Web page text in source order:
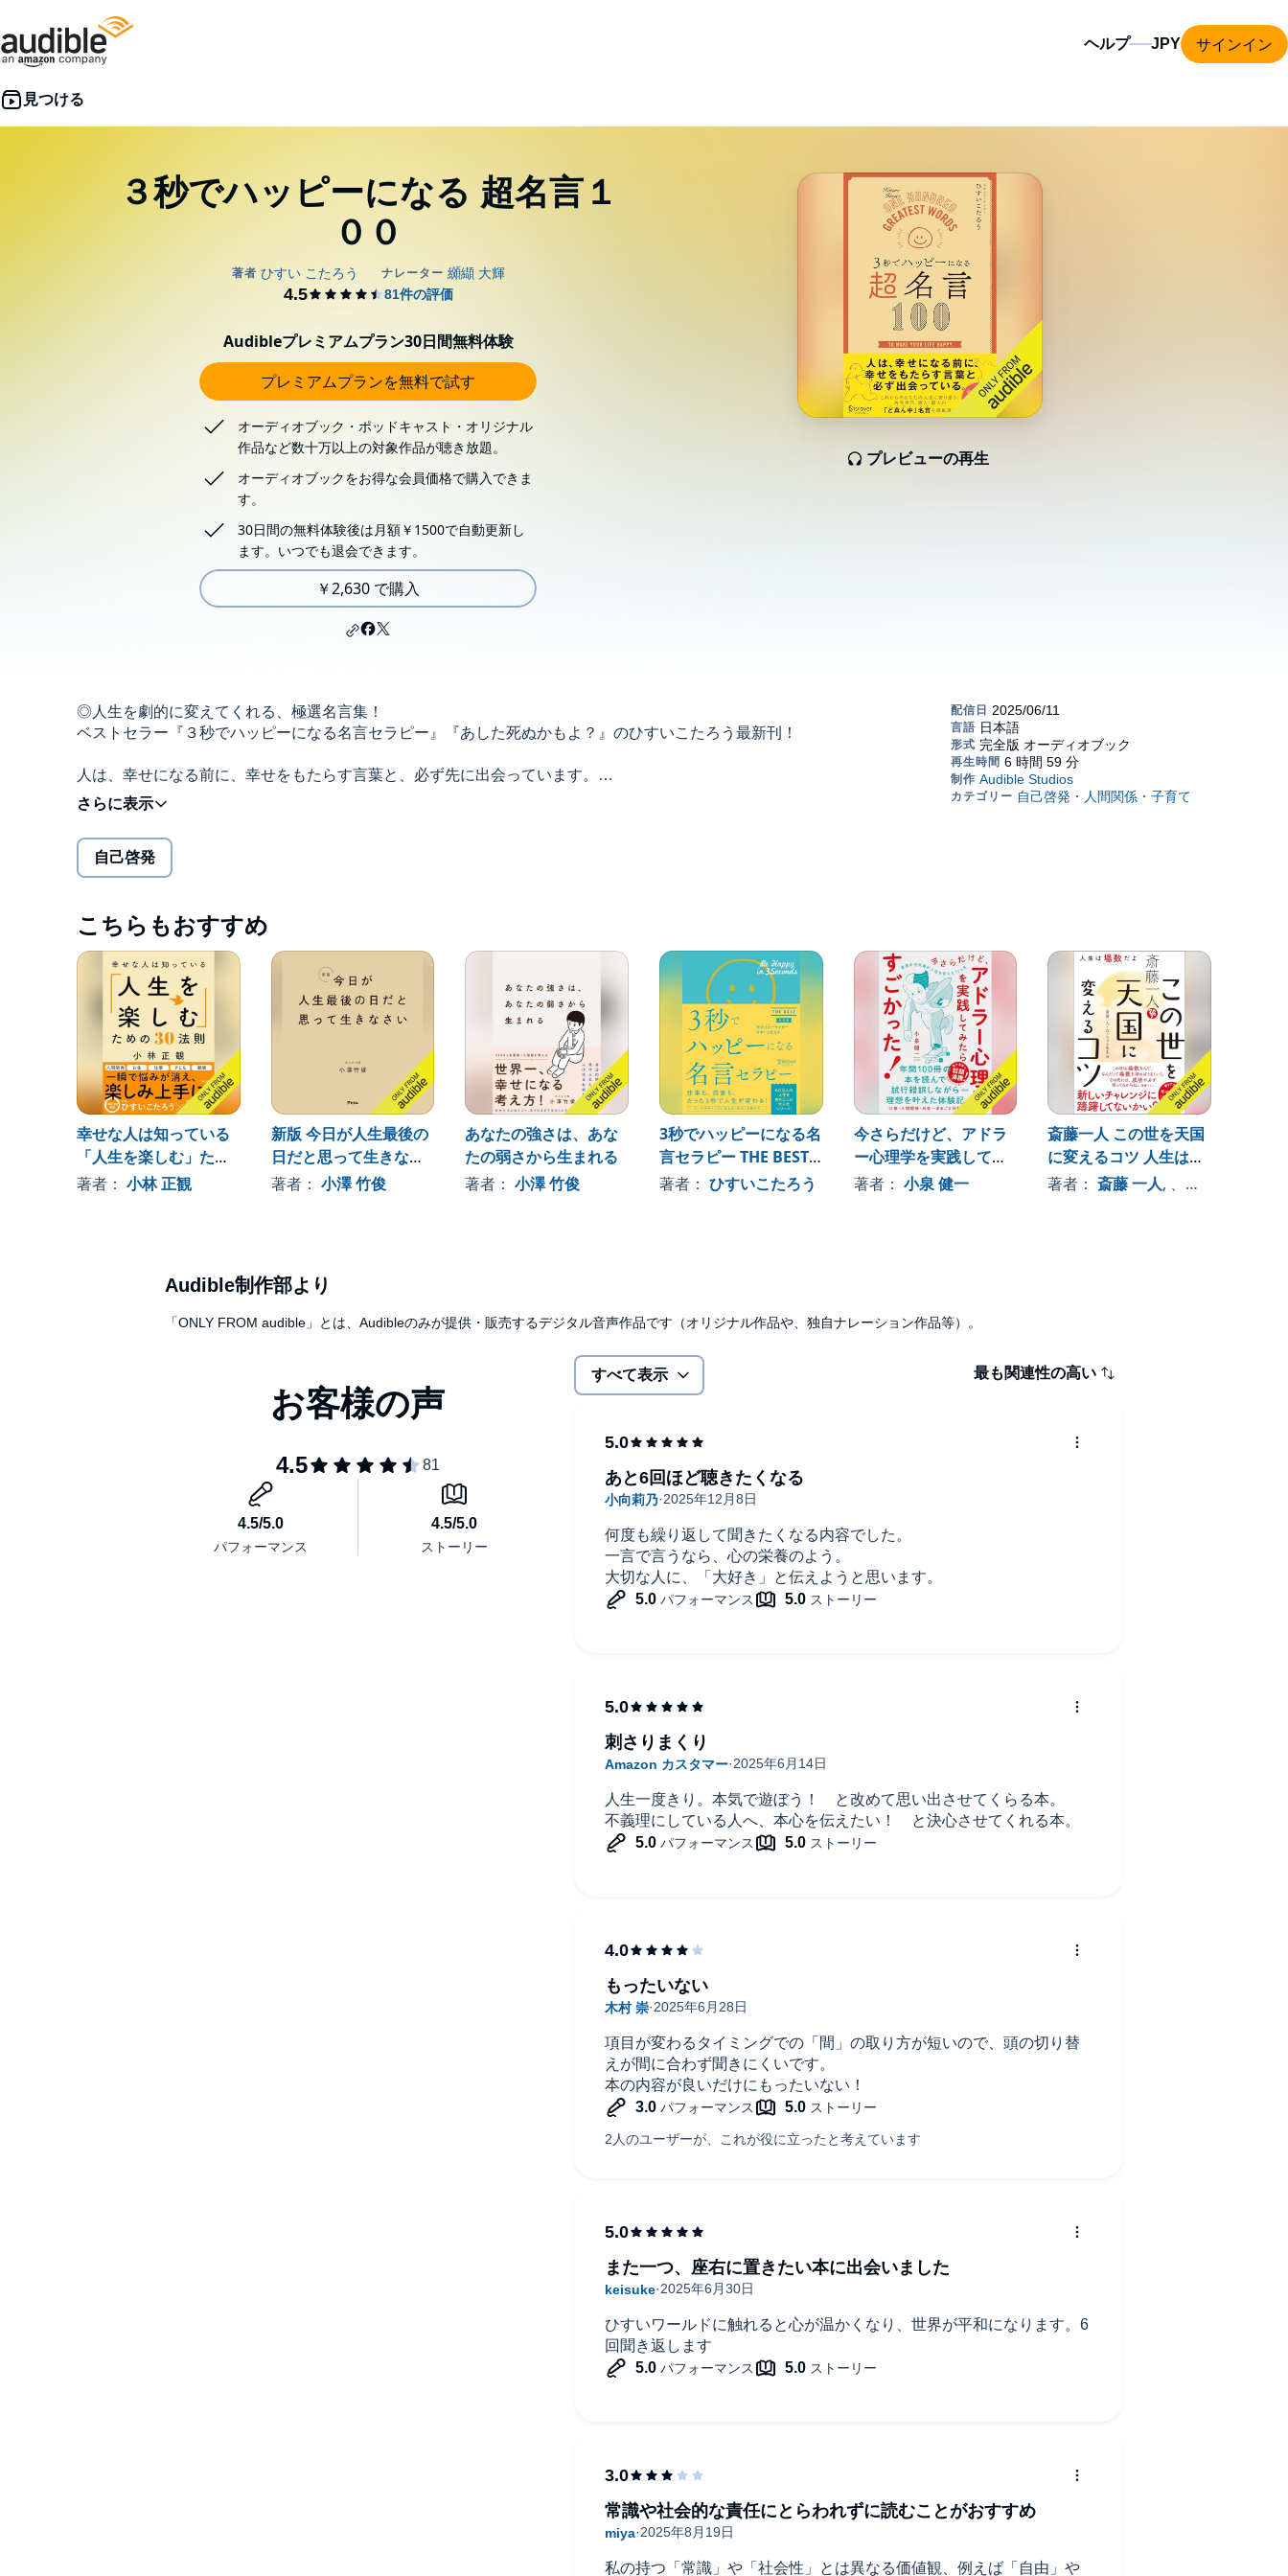
ヘルプ サインイン
３秒でハッピーになる 超名言１
００
プレビューの再生
Audibleプレミアムプラン30日間無料体験
プレミアムプランを無料で試す
オーディオブック・ポッドキャスト・オリジナル
作品など数十万以上の対象作品が聴き放題。
オーディオブックをお得な会員価格で購入できま
す。
30日間の無料体験後は月額￥1500で自動更新し
ます。いつでも退会できます。
￥2,630 で購入
◎人生を劇的に変えてくれる、極選名言集！
ベストセラー『３秒でハッピーになる名言セラピー』『あした死ぬかもよ？』のひすいこたろう最新刊！
人は、幸せになる前に、幸せをもたらす言葉と、必ず先に出会っています。
人は、成功する前に、成功をもたらす言葉と、必ず先に出会っています。
１２年間、日夜幸せをもたらす言葉を探求しつづけてきた、いわば「名言のプロ」であるひすいこたろう
が、その集大成として、人生にずっと寄り添ってほしい名言を選びに選び抜きました。ベートーヴェン、シ
ュバイツァー、オスカー・ワイルド、トマス・ハクスリー、ゲーテ、高杉晋作、金子みすゞ、岡本太郎……
す。
人生には、自信がなくなったり、誰かを妬ましく思ったり、落ち込んだり、涙に暮れたり、夢や希望を見失
ったりする瞬間が訪れるものです。
そんなときこそ、この本をひらいてみてください。
タイトル通り、「たった３秒」で、目の前の現実がガラリと変わり、明日を生きる勇気がわいてくるはずで
さあ、人生という「夏休み」を楽しみ、新しい自分を見つける旅に出よう。
（こんな名言を掲載♪）
「成功したら幸せになれるのではない。先に幸せであることが成功を生むのだ。
もしあなたが今の仕事に幸せを感じているのなら、必ず成功するだろう」
アルベルト・シュバイツァー（医師・哲学者）
その答えは『自分でやってみる』ことです」
ウォルト・ディズニー（企業家・映画製作者）©2018 Kotaro Hisui (P)2025 Audible, Inc.
自己啓発
こちらもおすすめ
幸せな人は知っている
「人生を楽しむ」ため
の30法則
著者： 小林 正観
新版 今日が人生最後の
日だと思って生きなさ
い
著者： 小澤 竹俊
あなたの強さは、あな
たの弱さから生まれる
著者：小澤 竹俊
3秒でハッピーになる名
言セラピー THE BEST
【新装版】 (3秒でハッ
著者： ひすいこたろう
今さらだけど、アドラ
ー心理学を実践してみ
たらすごかった！ 普通
著者： 小泉 健一
斎藤一人 この世を天国
に変えるコツ 人生は場
数だよ
著者：斎藤 一人, 、その他
Audible制作部より
「ONLY FROM audible」とは、Audibleのみが提供・販売するデジタル音声作品です（オリジナル作品や、独自ナレーション作品等）。
すべて表示 最も関連性の高い
何度も繰り返して聞きたくなる内容でした。
一言で言うなら、心の栄養のよう。
大切な人に、「大好き」と伝えようと思います。
あと6回ほど聴きたくなる
人生一度きり。本気で遊ぼう！ と改めて思い出させてくらる本。
不義理にしている人へ、本心を伝えたい！ と決心させてくれる本。
刺さりまくり
項目が変わるタイミングでの「間」の取り方が短いので、頭の切り替
えが間に合わず聞きにくいです。
本の内容が良いだけにもったいない！
もったいない
ひすいワールドに触れると心が温かくなり、世界が平和になります。6
回聞き返します
また一つ、座右に置きたい本に出会いました
私の持つ「常識」や「社会性」とは異なる価値観、例えば「自由」や
常識や社会的な責任にとらわれずに読むことがおすすめ